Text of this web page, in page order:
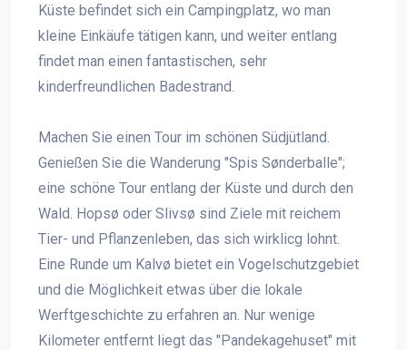
Küste befindet sich ein Campingplatz, wo man
kleine Einkäufe tätigen kann, und weiter entlang
findet man einen fantastischen, sehr
kinderfreundlichen Badestrand.
Machen Sie einen Tour im schönen Südjütland.
Genießen Sie die Wanderung "Spis Sønderballe";
eine schöne Tour entlang der Küste und durch den
Wald. Hopsø oder Slivsø sind Ziele mit reichem
Tier- und Pflanzenleben, das sich wirklicg lohnt.
Eine Runde um Kalvø bietet ein Vogelschutzgebiet
und die Möglichkeit etwas über die lokale
Werftgeschichte zu erfahren an. Nur wenige
Kilometer entfernt liegt das "Pandekagehuset" mit